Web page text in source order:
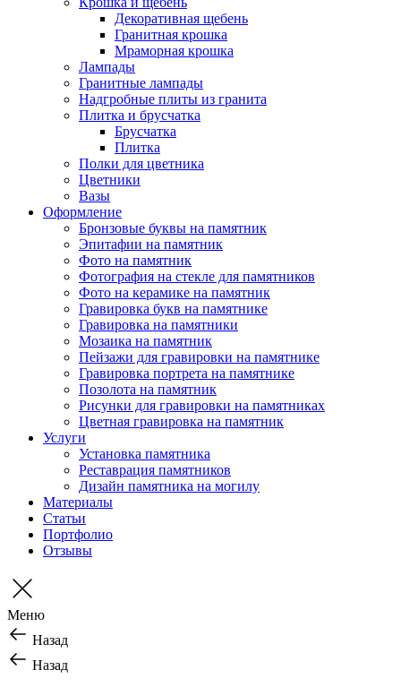
Декоративная щебень
Гранитная крошка
Мраморная крошка
Лампады
Гранитные лампады
Надгробные плиты из гранита
Плитка и брусчатка
Брусчатка
Плитка
Полки для цветника
Цветники
Вазы
Оформление
Бронзовые буквы на памятник
Эпитафии на памятник
Фото на памятник
Фотография на стекле для памятников
Фото на керамике на памятник
Гравировка букв на памятнике
Гравировка на памятники
Мозаика на памятник
Пейзажи для гравировки на памятнике
Гравировка портрета на памятнике
Позолота на памятник
Рисунки для гравировки на памятниках
Цветная гравировка на памятник
Услуги
Установка памятника
Реставрация памятников
Дизайн памятника на могилу
Материалы
Статьи
Портфолио
Отзывы
Меню
Назад
Назад